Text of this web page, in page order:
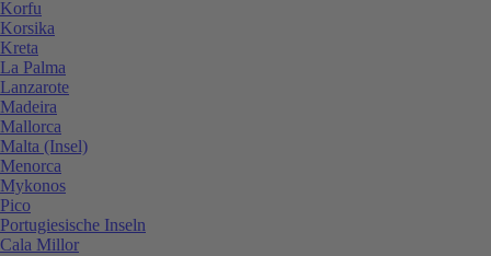
Korfu
Korsika
Kreta
La Palma
Lanzarote
Madeira
Mallorca
Malta (Insel)
Menorca
Mykonos
Pico
Portugiesische Inseln
Cala Millor